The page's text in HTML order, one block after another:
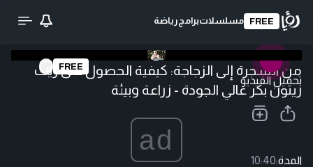
FREE مسلسلاتبرامج رياضة
تحميل الفيديو
FREE
من الشجرة إلى الزجاجة: كيفية الحصول على زيت
زيتون بكر عالي الجودة - زراعة وبيئة
ad
المدة:10:40